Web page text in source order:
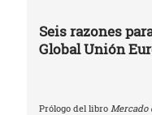
Seis razones
Global Unión
Prólogo del libro Mercado